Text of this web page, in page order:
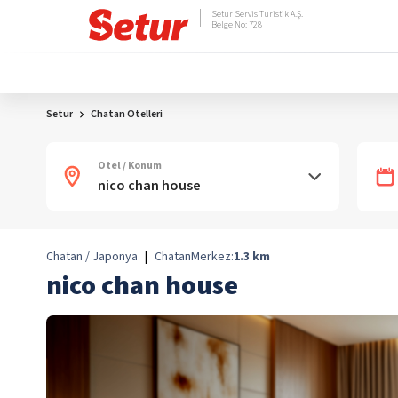
Setur Servis Turistik A.Ş.
Belge No: 728
Setur Chatan Otelleri
Otel / Konum
Chatan / Japonya | ChatanMerkez:1.3 km
nico chan house